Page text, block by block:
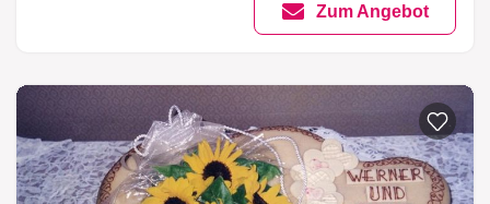
Zum Angebot